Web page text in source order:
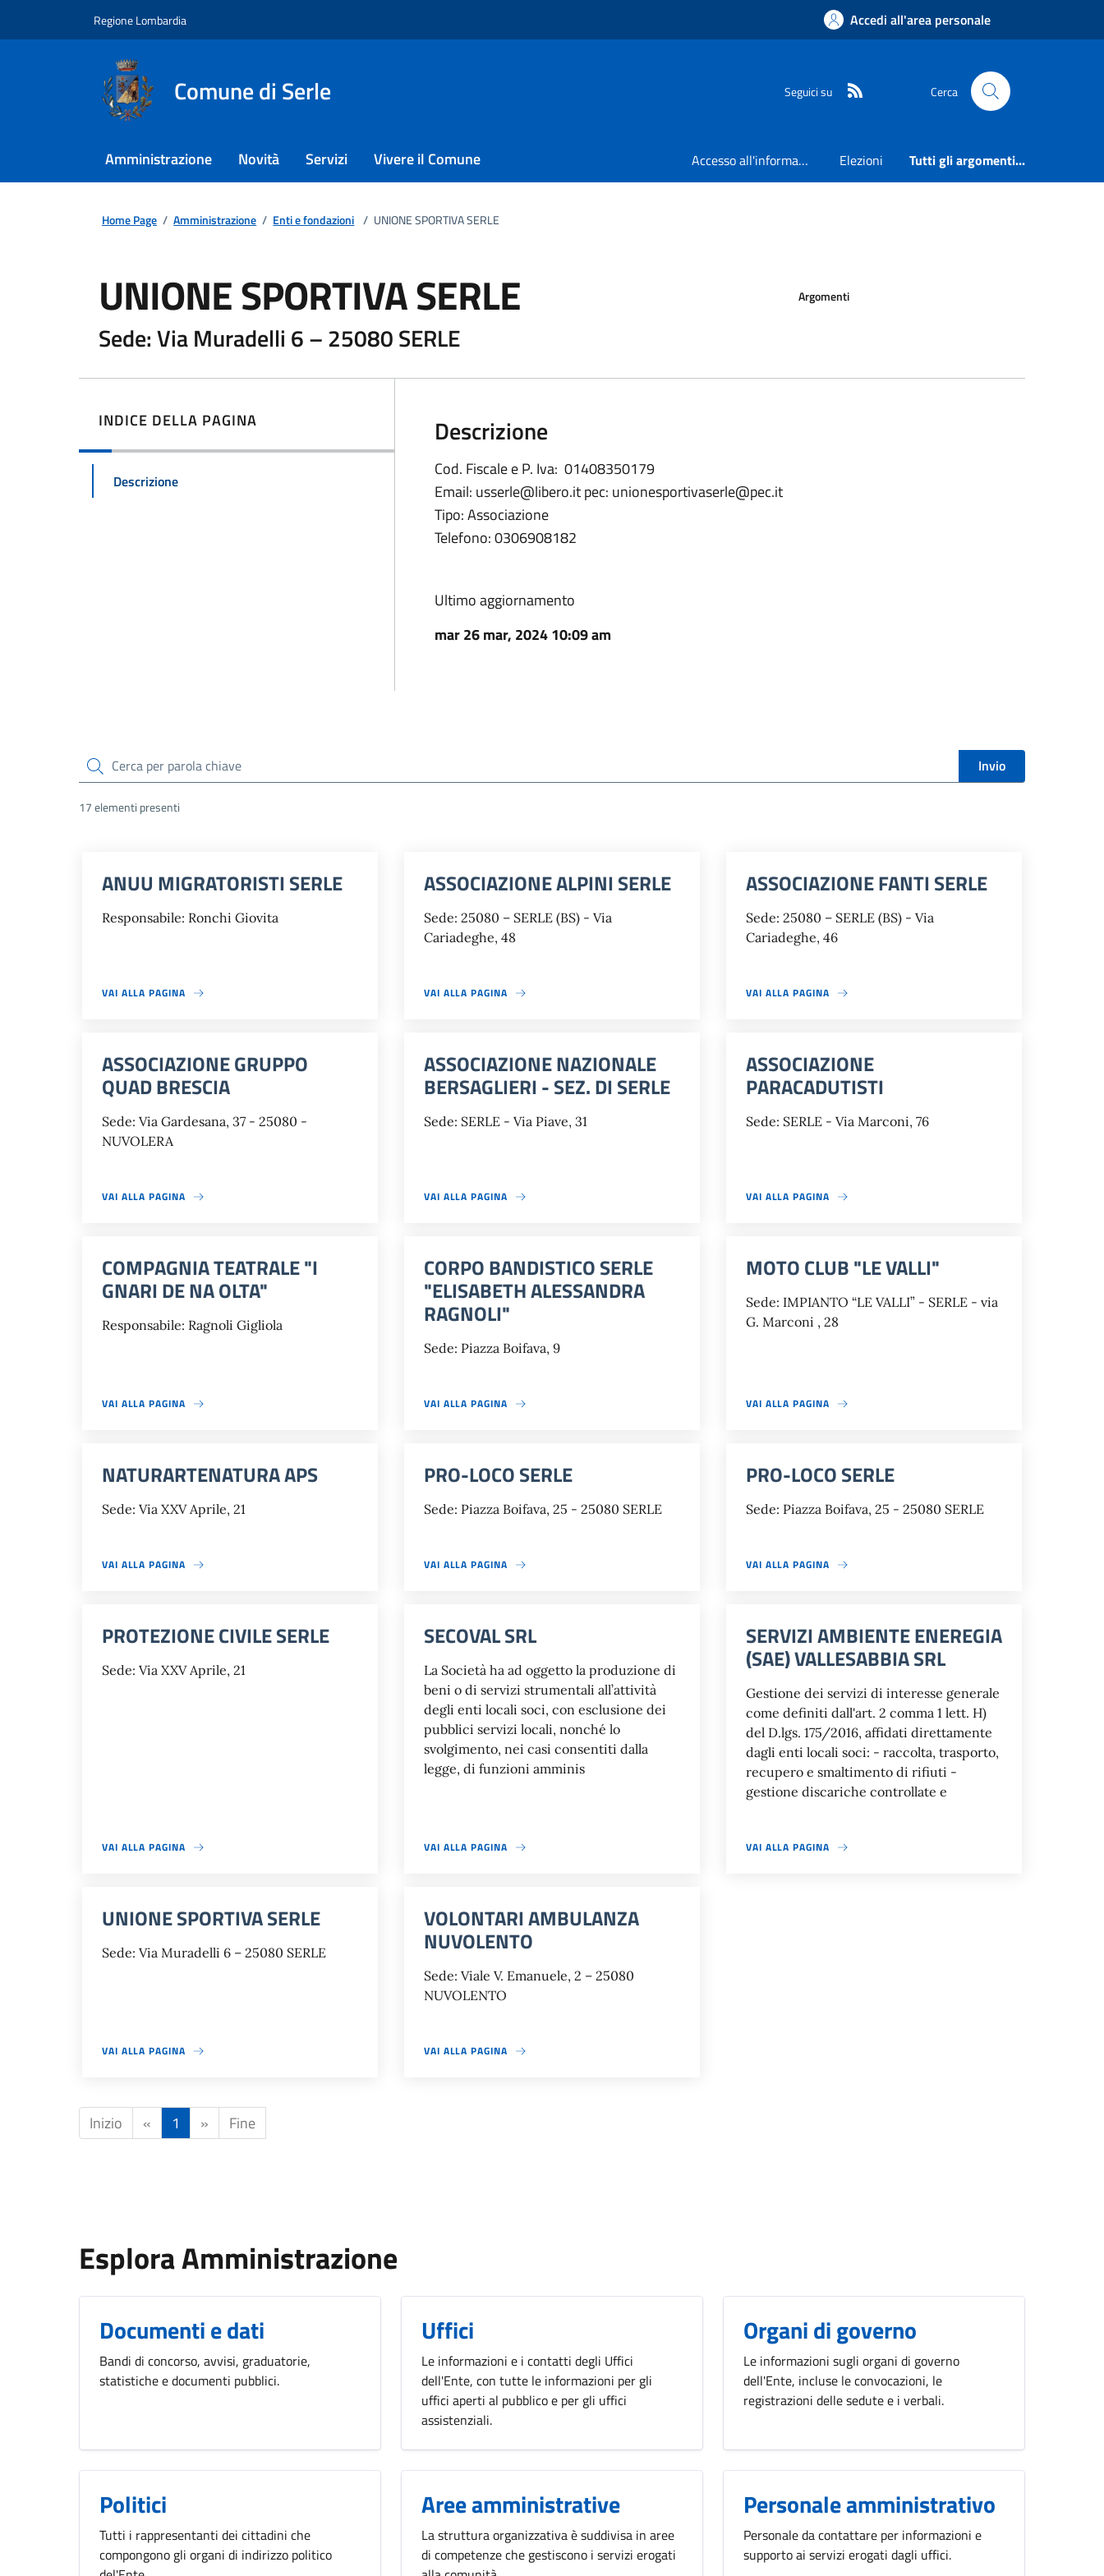
Regione Lombardia Accedi all'area personale
Comune di Serle Seguici su Cerca
Amministrazione Novità Servizi Vivere il Comune Accesso all'informazione Elezioni Tutti gli argomenti...
Home Page / Amministrazione / Enti e fondazioni / UNIONE SPORTIVA SERLE
UNIONE SPORTIVA SERLE
Sede: Via Muradelli 6 – 25080 SERLE
Argomenti
INDICE DELLA PAGINA
Descrizione
Descrizione
Cod. Fiscale e P. Iva: 01408350179
Email: usserle@libero.it pec: unionesportivaserle@pec.it
Tipo: Associazione
Telefono: 0306908182
Ultimo aggiornamento
mar 26 mar, 2024 10:09 am
cerca Invio
17 elementi presenti
ANUU MIGRATORISTI SERLE
Responsabile: Ronchi Giovita
VAI ALLA PAGINA
ASSOCIAZIONE ALPINI SERLE
Sede: 25080 – SERLE (BS) - Via
Cariadeghe, 48
VAI ALLA PAGINA
ASSOCIAZIONE FANTI SERLE
Sede: 25080 – SERLE (BS) - Via
Cariadeghe, 46
VAI ALLA PAGINA
ASSOCIAZIONE GRUPPO
QUAD BRESCIA
Sede: Via Gardesana, 37 - 25080 -
NUVOLERA
VAI ALLA PAGINA
ASSOCIAZIONE NAZIONALE
BERSAGLIERI - SEZ. DI SERLE
Sede: SERLE - Via Piave, 31
VAI ALLA PAGINA
ASSOCIAZIONE
PARACADUTISTI
Sede: SERLE - Via Marconi, 76
VAI ALLA PAGINA
COMPAGNIA TEATRALE "I
GNARI DE NA OLTA"
Responsabile: Ragnoli Gigliola
VAI ALLA PAGINA
CORPO BANDISTICO SERLE
"ELISABETH ALESSANDRA
RAGNOLI"
Sede: Piazza Boifava, 9
VAI ALLA PAGINA
MOTO CLUB "LE VALLI"
Sede: IMPIANTO “LE VALLI” - SERLE - via
G. Marconi , 28
VAI ALLA PAGINA
NATURARTENATURA APS
Sede: Via XXV Aprile, 21
VAI ALLA PAGINA
PRO-LOCO SERLE
Sede: Piazza Boifava, 25 - 25080 SERLE
VAI ALLA PAGINA
PRO-LOCO SERLE
Sede: Piazza Boifava, 25 - 25080 SERLE
VAI ALLA PAGINA
PROTEZIONE CIVILE SERLE
Sede: Via XXV Aprile, 21
VAI ALLA PAGINA
SECOVAL SRL
La Società ha ad oggetto la produzione di
beni o di servizi strumentali all’attività
degli enti locali soci, con esclusione dei
pubblici servizi locali, nonché lo
svolgimento, nei casi consentiti dalla
legge, di funzioni amminis
VAI ALLA PAGINA
SERVIZI AMBIENTE ENEREGIA
(SAE) VALLESABBIA SRL
Gestione dei servizi di interesse generale
come definiti dall'art. 2 comma 1 lett. H)
del D.lgs. 175/2016, affidati direttamente
dagli enti locali soci: - raccolta, trasporto,
recupero e smaltimento di rifiuti -
gestione discariche controllate e
VAI ALLA PAGINA
UNIONE SPORTIVA SERLE
Sede: Via Muradelli 6 – 25080 SERLE
VAI ALLA PAGINA
VOLONTARI AMBULANZA
NUVOLENTO
Sede: Viale V. Emanuele, 2 – 25080
NUVOLENTO
VAI ALLA PAGINA
Inizio « 1 » Fine
Esplora Amministrazione
Documenti e dati
Bandi di concorso, avvisi, graduatorie,
statistiche e documenti pubblici.
Uffici
Le informazioni e i contatti degli Uffici
dell'Ente, con tutte le informazioni per gli
uffici aperti al pubblico e per gli uffici
assistenziali.
Organi di governo
Le informazioni sugli organi di governo
dell'Ente, incluse le convocazioni, le
registrazioni delle sedute e i verbali.
Politici
Tutti i rappresentanti dei cittadini che
compongono gli organi di indirizzo politico
Aree amministrative
La struttura organizzativa è suddivisa in aree
di competenze che gestiscono i servizi erogati
Personale amministrativo
Personale da contattare per informazioni e
supporto ai servizi erogati dagli uffici.